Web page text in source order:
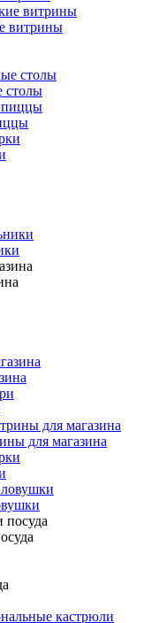
витрины
столы
для магазина